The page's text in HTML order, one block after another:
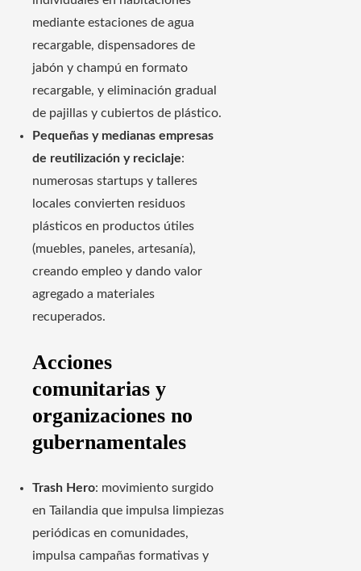
mediante estaciones de agua
recargable, dispensadores de
jabón y champú en formato
recargable, y eliminación gradual
de pajillas y cubiertos de plástico.
Pequeñas y medianas empresas
de reutilización y reciclaje:
numerosas startups y talleres
locales convierten residuos
plásticos en productos útiles
(muebles, paneles, artesanía),
creando empleo y dando valor
agregado a materiales
recuperados.
Acciones
comunitarias y
organizaciones no
gubernamentales
Trash Hero: movimiento surgido
en Tailandia que impulsa limpiezas
periódicas en comunidades,
impulsa campañas formativas y